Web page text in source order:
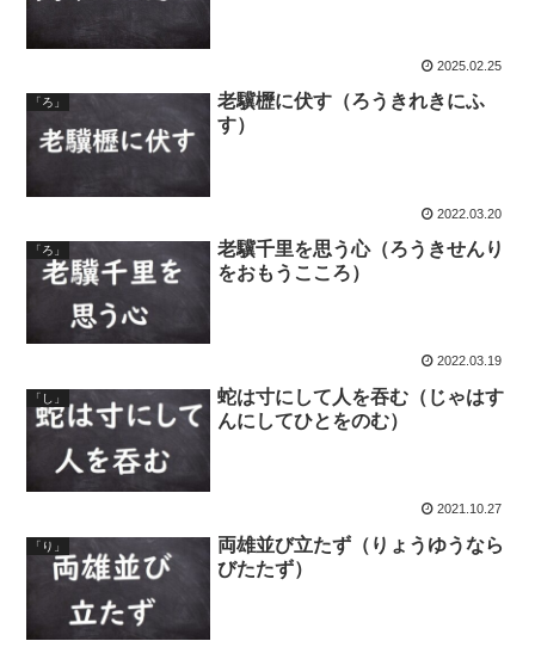
2025.02.25
「ろ」
老驥櫪に伏す（ろうきれきにふ
す）
2022.03.20
「ろ」
老驥千里を思う心（ろうきせんり
をおもうこころ）
2022.03.19
「し」
蛇は寸にして人を吞む（じゃはす
んにしてひとをのむ）
2021.10.27
「り」
両雄並び立たず（りょうゆうなら
びたたず）